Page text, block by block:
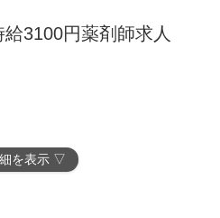
3100円薬剤師求人
を表示 ▽